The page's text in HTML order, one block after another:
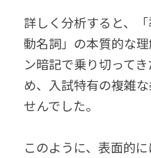
詳しく分析すると、
動名詞」の本質的な
ン暗記で乗り切って
め、入試特有の複雑
せんでした。
このように、表面的